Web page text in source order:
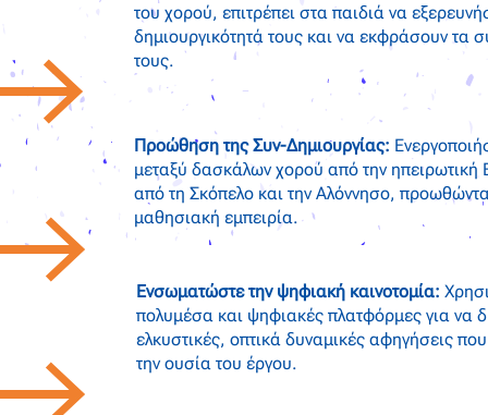
του χορού, επιτρέπει στα παιδιά να
δημιουργικότητά τους και να εκφράσουν τα
τους.
Προώθηση της Συν-Δημιουργίας:
μεταξύ δασκάλων χορού από την ηπειρωτική
από τη Σκόπελο και την Αλόννησο,
μαθησιακή εμπειρία.
Ενσωματώστε την ψηφιακή καινοτομία:
πολυμέσα και ψηφιακές πλατφόρμες για να
ελκυστικές, οπτικά δυναμικές αφηγήσεις
την ουσία του έργου.